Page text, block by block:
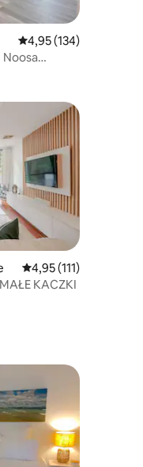
Średnia ocena: 4,95
4,95 (134)
Noosa
Średnia ocena: 4,95
4,95 (111)
SHORE - 2 MAŁE KACZKI
Wybór gości